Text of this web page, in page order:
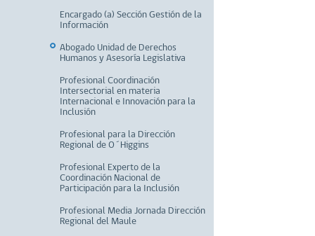
Encargado (a) Sección Gestión de la
Información
Abogado Unidad de Derechos
Humanos y Asesoría Legislativa
Profesional Coordinación
Intersectorial en materia
Internacional e Innovación para la
Inclusión
Profesional para la Dirección
Regional de O´Higgins
Profesional Experto de la
Coordinación Nacional de
Participación para la Inclusión
Profesional Media Jornada Dirección
Regional del Maule